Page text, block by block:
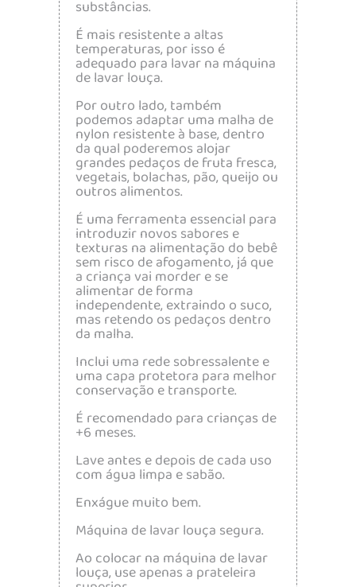
substâncias.
É mais resistente a altas
temperaturas, por isso é
adequado para lavar na máquina
de lavar louça.
Por outro lado, também
podemos adaptar uma malha de
nylon resistente à base, dentro
da qual poderemos alojar
grandes pedaços de fruta fresca,
vegetais, bolachas, pão, queijo ou
outros alimentos.
É uma ferramenta essencial para
introduzir novos sabores e
texturas na alimentação do bebê
sem risco de afogamento, já que
a criança vai morder e se
alimentar de forma
independente, extraindo o suco,
mas retendo os pedaços dentro
da malha.
Inclui uma rede sobressalente e
uma capa protetora para melhor
conservação e transporte.
É recomendado para crianças de
+6 meses.
Lave antes e depois de cada uso
com água limpa e sabão.
Enxágue muito bem.
Máquina de lavar louça segura.
Ao colocar na máquina de lavar
louça, use apenas a prateleira